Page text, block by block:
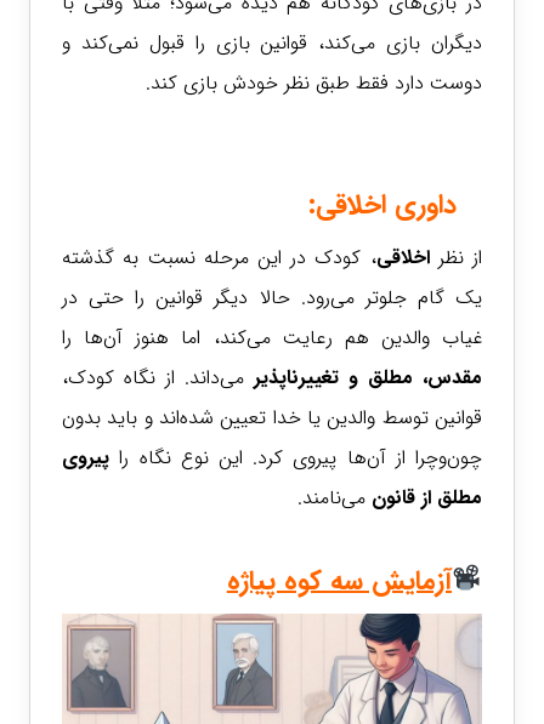
دیگران بازی می‌کند، قوانین بازی را قبول نمی‌کند و
دوست دارد فقط طبق نظر خودش بازی کند.
داوری اخلاقی:
از نظراخلاقی، کودک در این مرحله نسبت به گذشته
یک گام جلوتر می‌رود. حالا دیگر قوانین را حتی در
غیاب والدین هم رعایت می‌کند، اما هنوز آن‌ها را
مقدس، مطلق و تغییرناپذیر می‌داند. از نگاه کودک،
قوانین توسط والدین یا خدا تعیین شده‌اند و باید بدون
چون‌وچرا از آن‌ها پیروی کرد. این نوع نگاه را پیروی
مطلق از قانون می‌نامند.
آزمایش سه کوه پیاژه